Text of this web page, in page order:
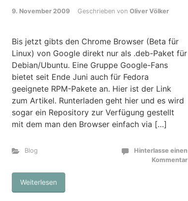
9. November 2009 Geschrieben von Oliver Völker
Bis jetzt gibts den Chrome Browser (Beta für
Linux) von Google direkt nur als .deb-Paket für
Debian/Ubuntu. Eine Gruppe Google-Fans
bietet seit Ende Juni auch für Fedora
geeignete RPM-Pakete an. Hier ist der Link
zum Artikel. Runterladen geht hier und es wird
sogar ein Repository zur Verfügung gestellt
mit dem man den Browser einfach via […]
Blog
Hinterlasse einen
Kommentar
Weiterlesen